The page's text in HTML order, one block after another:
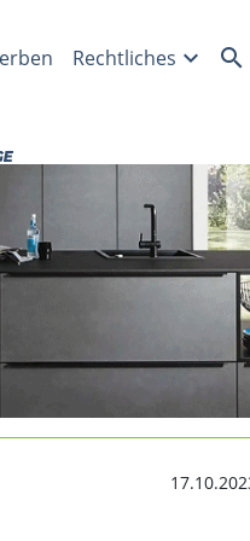
Rechtliches expand_more search